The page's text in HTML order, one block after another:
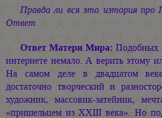
Правда ли вся эта изтория про
Ответ.
Ответ Матери Мира: Подобных
интернете немало. А верить этому
На самом деле в двадцатом
достаточно творческий и
художник, массовик-затейник,
«пришельцем из ХХIII века». Но